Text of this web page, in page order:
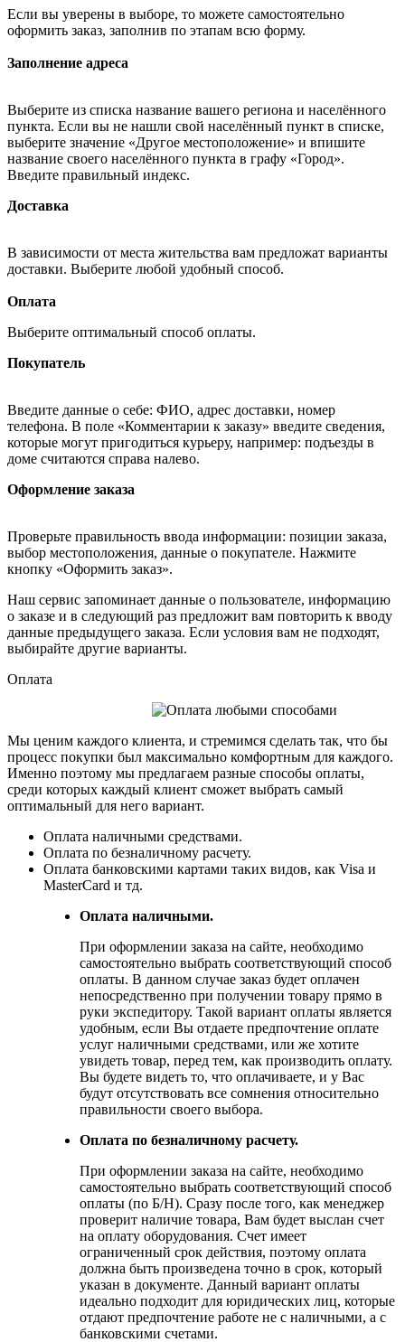
Если вы уверены в выборе, то можете самостоятельно
оформить заказ, заполнив по этапам всю форму.
Заполнение адреса
Выберите из списка название вашего региона и населённого
пункта. Если вы не нашли свой населённый пункт в списке,
выберите значение «Другое местоположение» и впишите
название своего населённого пункта в графу «Город».
Введите правильный индекс.
Доставка
В зависимости от места жительства вам предложат варианты
доставки. Выберите любой удобный способ.
Оплата
Выберите оптимальный способ оплаты.
Покупатель
Введите данные о себе: ФИО, адрес доставки, номер
телефона. В поле «Комментарии к заказу» введите сведения,
которые могут пригодиться курьеру, например: подъезды в
доме считаются справа налево.
Оформление заказа
Проверьте правильность ввода информации: позиции заказа,
выбор местоположения, данные о покупателе. Нажмите
кнопку «Оформить заказ».
Наш сервис запоминает данные о пользователе, информацию
о заказе и в следующий раз предложит вам повторить к вводу
данные предыдущего заказа. Если условия вам не подходят,
выбирайте другие варианты.
Оплата
Мы ценим каждого клиента, и стремимся сделать так, что бы
процесс покупки был максимально комфортным для каждого.
Именно поэтому мы предлагаем разные способы оплаты,
среди которых каждый клиент сможет выбрать самый
оптимальный для него вариант.
Оплата наличными средствами.
Оплата по безналичному расчету.
Оплата банковскими картами таких видов, как Visa и
MasterCard и тд.
Оплата наличными.
При оформлении заказа на сайте, необходимо
самостоятельно выбрать соответствующий способ
оплаты. В данном случае заказ будет оплачен
непосредственно при получении товару прямо в
руки экспедитору. Такой вариант оплаты является
удобным, если Вы отдаете предпочтение оплате
услуг наличными средствами, или же хотите
увидеть товар, перед тем, как производить оплату.
Вы будете видеть то, что оплачиваете, и у Вас
будут отсутствовать все сомнения относительно
правильности своего выбора.
Оплата по безналичному расчету.
При оформлении заказа на сайте, необходимо
самостоятельно выбрать соответствующий способ
оплаты (по Б/Н). Сразу после того, как менеджер
проверит наличие товара, Вам будет выслан счет
на оплату оборудования. Счет имеет
ограниченный срок действия, поэтому оплата
должна быть произведена точно в срок, который
указан в документе. Данный вариант оплаты
идеально подходит для юридических лиц, которые
отдают предпочтение работе не с наличными, а с
банковскими счетами.